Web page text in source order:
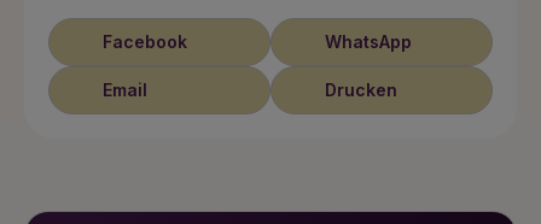
Facebook WhatsApp
Email Drucken